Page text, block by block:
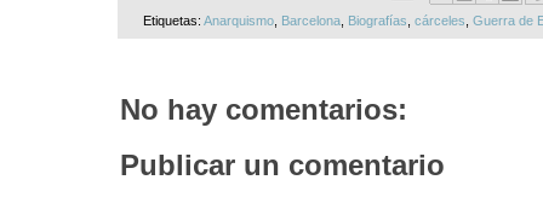
Etiquetas: Anarquismo, Barcelona, Biografías cárceles Guerra de
No hay comentarios:
Publicar un comentario